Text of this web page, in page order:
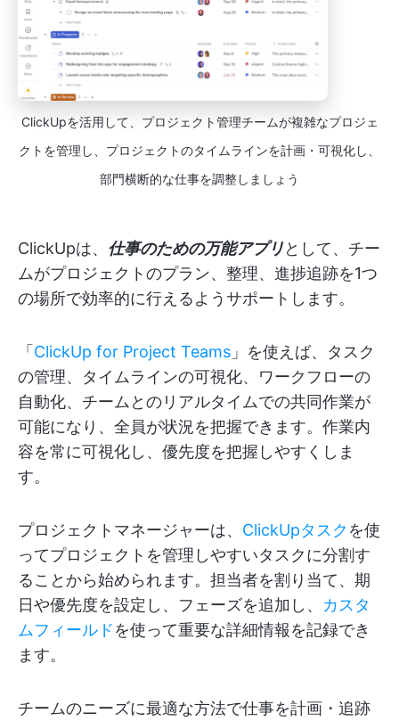
ClickUpを活用して、プロジェクト管理チームが複雑なプロジェ
クトを管理し、プロジェクトのタイムラインを計画・可視化し、
部門横断的な仕事を調整しましょう
ClickUpは、 仕事のための万能アプリとして、チー
ムがプロジェクトのプラン、整理、進捗追跡を1つ
の場所で効率的に行えるようサポートします。
「 ClickUp for Project Teams 」を使えば、タスク
の管理、タイムラインの可視化、ワークフローの
自動化、チームとのリアルタイムでの共同作業が
可能になり、全員が状況を把握できます。作業内
容を常に可視化し、優先度を把握しやすくしま
す。
プロジェクトマネージャーは、 ClickUpタスク を使
ってプロジェクトを管理しやすいタスクに分割す
ることから始められます。担当者を割り当て、期
日や優先度を設定し、フェーズを追加し、 カスタ
ムフィールドを使って重要な詳細情報を記録でき
ます。
チームのニーズに最適な方法で仕事を計画・追跡